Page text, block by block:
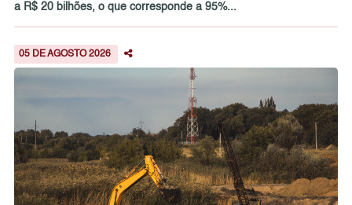
a R$ 20 bilhões, o que corresponde a 95%...
05 DE AGOSTO 2026